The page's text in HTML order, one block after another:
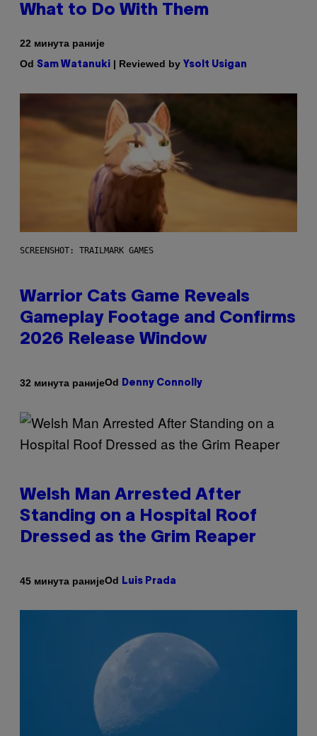
What to Do With Them
22 минута раније
Od Sam Watanuki | Reviewed by Ysolt Usigan
SCREENSHOT: TRAILMARK GAMES
Warrior Cats Game Reveals
Gameplay Footage and Confirms
2026 Release Window
32 минута ранијеOd Denny Connolly
Welsh Man Arrested After
Standing on a Hospital Roof
Dressed as the Grim Reaper
45 минута ранијеOd Luis Prada